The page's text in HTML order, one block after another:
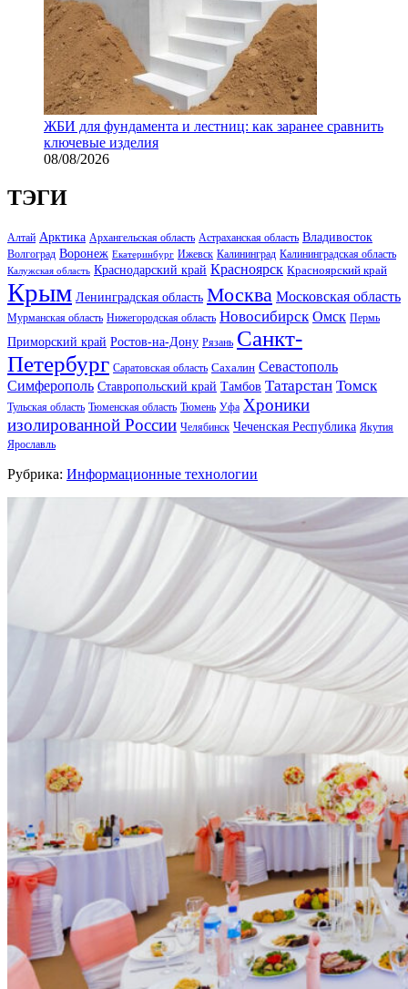
ЖБИ для фундамента и лестниц: как заранее сравнить
ключевые изделия
08/08/2026
ТЭГИ
Алтай Арктика Архангельская область Астраханская область Владивосток
Волгоград Воронеж Екатеринбург Ижевск Калининград Калининградская область
Калужская область Краснодарский край Красноярск Красноярский край
Крым Ленинградская область Москва Московская область
Мурманская область Нижегородская область Новосибирск Омск Пермь
Приморский край Ростов-на-Дону Рязань Санкт-
Петербург Саратовская область Сахалин Севастополь
Симферополь Ставропольский край Тамбов Татарстан Томск
Тульская область Тюменская область Тюмень Уфа Хроники
изолированной России Челябинск Чеченская Республика Якутия
Ярославль
Рубрика: Информационные технологии